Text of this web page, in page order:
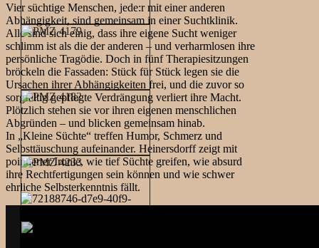
Vier süchtige Menschen, jede:r mit einer anderen
Abhängigkeit, sind gemeinsam in einer Suchtklinik.
Alle sind sich einig, dass ihre eigene Sucht weniger
schlimm ist als die der anderen – und verharmlosen ihre
persönliche Tragödie. Doch in fünf Therapiesitzungen
bröckeln die Fassaden: Stück für Stück legen sie die
Ursachen ihrer Abhängigkeiten frei, und die zuvor so
sorgfältig gepflegte Verdrängung verliert ihre Macht.
Plötzlich stehen sie vor ihren eigenen menschlichen
Abgründen – und blicken gemeinsam hinab.
In „Kleine Süchte“ treffen Humor, Schmerz und
Selbsttäuschung aufeinander. Heinersdorff zeigt mit
pointierter Ironie, wie tief Süchte greifen, wie absurd
ihre Rechtfertigungen sein können und wie schwer
ehrliche Selbsterkenntnis fällt.